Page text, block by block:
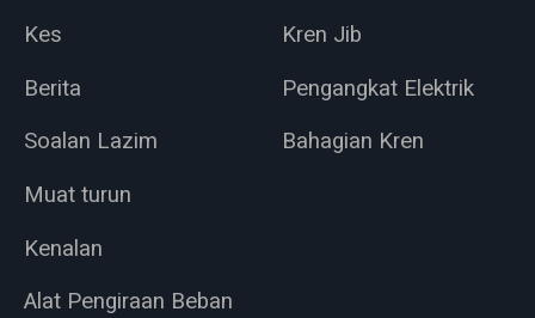
Kes
Berita
Soalan Lazim
Muat turun
Kenalan
Alat Pengiraan Beban
Kren Jib
Pengangkat Elektrik
Bahagian Kren